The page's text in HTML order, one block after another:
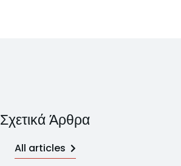
Σχετικά Άρθρα
All articles